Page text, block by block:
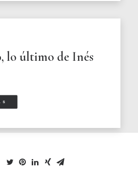
lo último de Inés